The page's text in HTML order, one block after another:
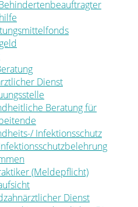
Dienst
Beratung für
Infektionsschutz
(Meldepflicht)
Dienst